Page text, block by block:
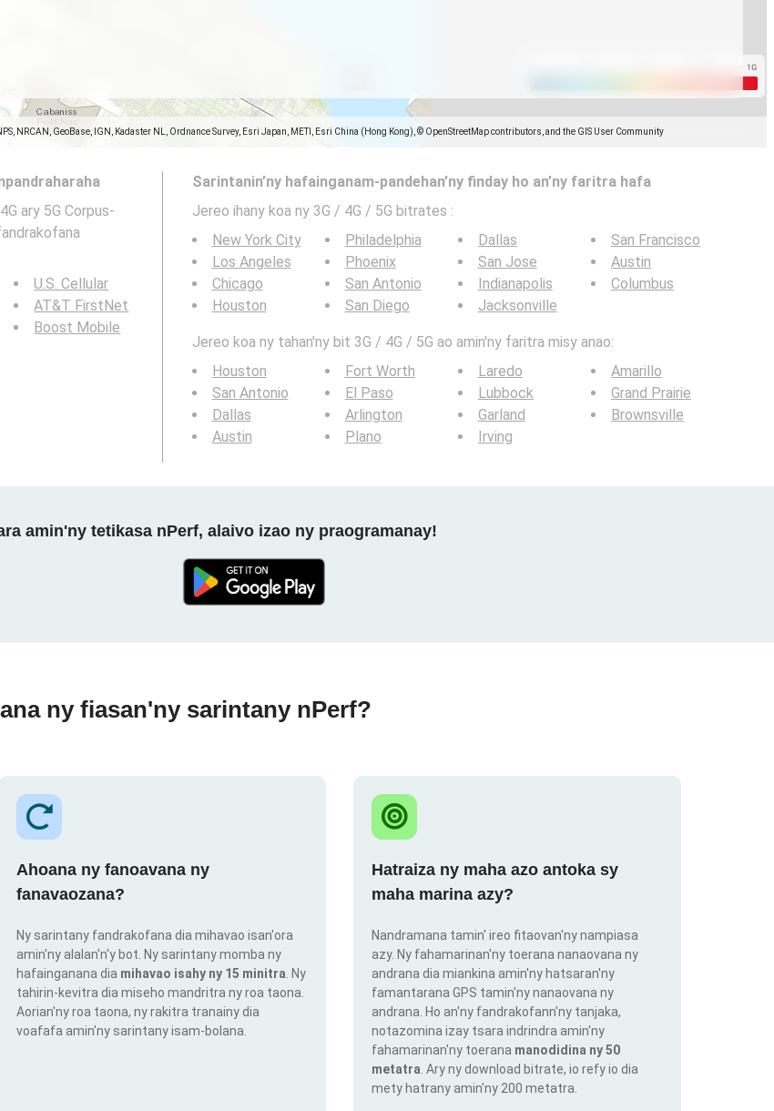
NRCAN, GeoBase, IGN, Kadaster NL, Ordnance Survey, Esri Japan, METI, Esri China (Hong Kong), © OpenStreetMap contributors, and the GIS User Community
ary 5G Corpus-
U.S. Cellular
AT&T FirstNet
Boost Mobile
Sarintanin’ny hafainganam-pandehan’ny finday ho an’ny faritra hafa
Jereo ihany koa ny 3G / 4G / 5G bitrates :
New York City
Los Angeles
Chicago
Houston
Philadelphia
Phoenix
San Antonio
San Diego
Dallas
San Jose
Indianapolis
Jacksonville
San Francisco
Austin
Columbus
Jereo koa ny tahan'ny bit 3G / 4G / 5G ao amin'ny faritra misy anao:
Houston
San Antonio
Dallas
Austin
Fort Worth
El Paso
Arlington
Plano
Laredo
Lubbock
Garland
Irving
Amarillo
Grand Prairie
Brownsville
amin'ny tetikasa nPerf, alaivo izao ny praogramanay!
ny fiasan'ny sarintany nPerf?
Ahoana ny fanoavana ny
fanavaozana?
Ny sarintany fandrakofana dia mihavao isan'ora
amin'ny alalan'n'y bot. Ny sarintany momba ny
hafainganana dia mihavao isahy ny 15 minitra . Ny
tahirin-kevitra dia miseho mandritra ny roa taona.
Aorian'ny roa taona, ny rakitra tranainy dia
voafafa amin'ny sarintany isam-bolana.
Hatraiza ny maha azo antoka sy
maha marina azy?
Nandramana tamin' ireo fitaovan'ny nampiasa
azy. Ny fahamarinan'ny toerana nanaovana ny
andrana dia miankina amin'ny hatsaran'ny
famantarana GPS tamin'ny nanaovana ny
andrana. Ho an'ny fandrakofann'ny tanjaka,
notazomina izay tsara indrindra amin'ny
fahamarinan'ny toerana manodidina ny 50
metatra . Ary ny download bitrate, io refy io dia
mety hatrany amin'ny 200 metatra.